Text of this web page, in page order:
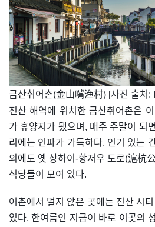
금산취어촌(金山嘴渔村) [사진 출처:
진산 해역에 위치한 금산취어촌은
가 휴양지가 됐으며, 매주 주말이 되
리에는 인파가 가득하다. 인기 있는
외에도 옛 상하이-항저우 도로(滬杭
식당들이 모여 있다.
어촌에서 멀지 않은 곳에는 진산 시
있다. 한여름인 지금이 바로 이곳의